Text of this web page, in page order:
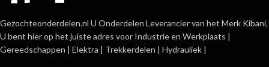
Gezochteonderdelen.nl U Onderdelen Leverancier van het Merk Kibani,
U bent hier op het juiste adres voor Industrie en Werkplaats |
Gereedschappen | Elektra | Trekkerdelen | Hydrauliek |